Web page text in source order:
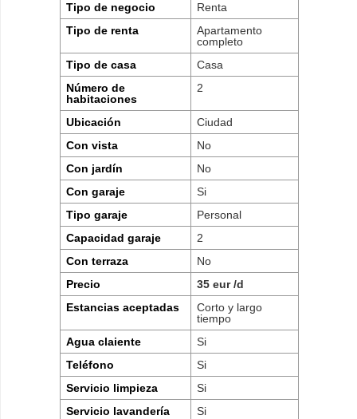
Tipo de negocio
Renta
Tipo de renta
Apartamento
completo
Tipo de casa
Casa
Número de
habitaciones
2
Ubicación
Ciudad
Con vista
No
Con jardín
No
Con garaje
Si
Tipo garaje
Personal
Capacidad garaje
2
Con terraza
No
Precio
35 eur /d
Estancias aceptadas
Corto y largo
tiempo
Agua claiente
Si
Teléfono
Si
Servicio limpieza
Si
Servicio lavandería
Si